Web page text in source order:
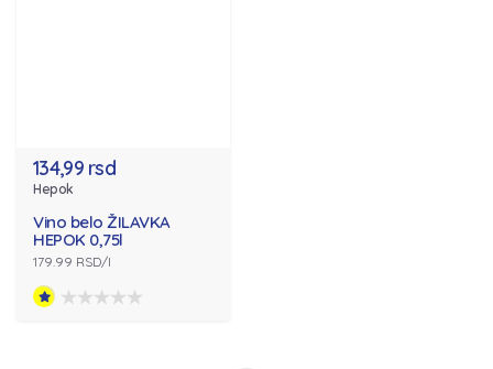
134,99 rsd
Hepok
Vino belo ŽILAVKA
HEPOK 0,75l
179.99 RSD/l